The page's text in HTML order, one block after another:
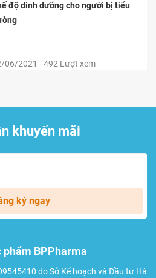
độ dinh dưỡng cho người bị tiểu
06/2021 - 492 Lượt xem
khuyến mãi
ký ngay
phẩm BPPharma
do Sở Kế hoạch và Đầu tư Hà